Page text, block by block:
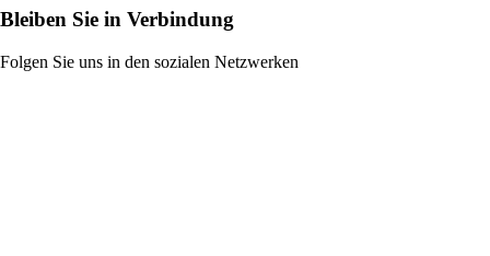
Bleiben Sie in Verbindung
Folgen Sie uns in den sozialen Netzwerken